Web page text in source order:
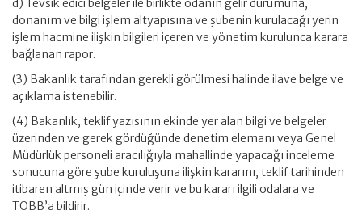
d) Tevsik edici belgeler ile birlikte odanın gelir durumuna,
donanım ve bilgi işlem altyapısına ve şubenin kurulacağı yerin
işlem hacmine ilişkin bilgileri içeren ve yönetim kurulunca karara
bağlanan rapor.
(3) Bakanlık tarafından gerekli görülmesi halinde ilave belge ve
açıklama istenebilir.
(4) Bakanlık, teklif yazısının ekinde yer alan bilgi ve belgeler
üzerinden ve gerek gördüğünde denetim elemanı veya Genel
Müdürlük personeli aracılığıyla mahallinde yapacağı inceleme
sonucuna göre şube kuruluşuna ilişkin kararını, teklif tarihinden
itibaren altmış gün içinde verir ve bu kararı ilgili odalara ve
TOBB’a bildirir.